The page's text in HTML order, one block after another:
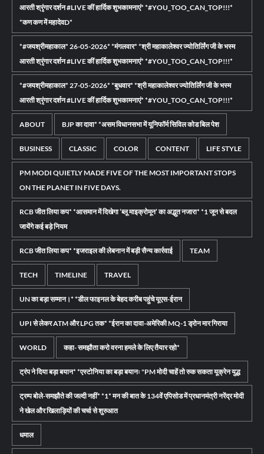
आरती श्रृंगार दर्शन #LIVE कीं हार्दिक शुभकामनाएं* *#YOU_TOO_CAN_TOP!!!*
*कण कण में महादेवD*
*#जयश्रीमहाकाल* 26-05-2026* *मंगलवार* *श्री महाकालेश्वर ज्योतिर्लिंग जी के भस्म
आरती श्रृंगार दर्शन #LIVE कीं हार्दिक शुभकामनाएं* *#YOU_TOO_CAN_TOP!!!*
*#जयश्रीमहाकाल* 27-05-2026* *बुधवार* *श्री महाकालेश्वर ज्योतिर्लिंग जी के भस्म
आरती श्रृंगार दर्शन #LIVE कीं हार्दिक शुभकामनाएं* *#YOU_TOO_CAN_TOP!!!*
ABOUT BJP का दावा* *असम विधानसभा में यूनिफॉर्म सिविल कोड बिल पेश
BUSINESS CLASSIC COLOR CONTENT LIFE STYLE
PM MODI QUIETLY MADE FIVE OF THE MOST IMPORTANT STOPS
ON THE PLANET IN FIVE DAYS.
RCB जीत लिया कप* *आसमान में दिखेगा ‘ब्लू माइक्रोमून’ का अद्भुत नजारा* *1 जून से बदल
जायेंगे कई बड़े नियम
RCB जीत लिया कप* *इजराइल की लेबनान में बड़ी सैन्य कार्रवाई TEAM
TECH TIMELINE TRAVEL
UN का बड़ा सम्मान।* *डील फाइनल के बेहद करीब पहुंचे यूएस-ईरान
UPI से लेकर ATM और LPG तक* *ईरान का दावा-अमेरिकी MQ-1 ड्रोन मार गिराया
WORLD कहा- समझौता करो वरना हमले के लिए तैयार रहो*
ट्रंप ने दिया बड़ा बयान* *एस्टोनिया का बड़ा बयानः "PM मोदी चाहें तो रुक सकता यूक्रेन युद्ध
ट्रम्प बोले-समझौते की जल्दी नहीं* *1* मन की बात के 134वें एपिसोड में प्रधानमंत्री नरेंद्र मोदी
ने खेल और खिलाड़ियों की चर्चा से शुरुआत
धमाल